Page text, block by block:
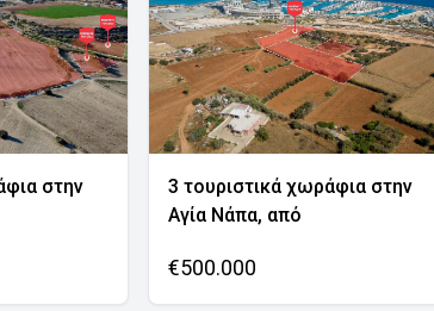
στην
3 τουριστικά χωράφια στην
Αγία Νάπα, από
€500.000